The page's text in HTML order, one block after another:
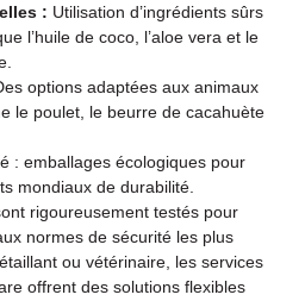
: Utilisation d’ingrédients sûrs
l’huile de coco, l’aloe vera et le
options adaptées aux animaux
le poulet, le beurre de cacahuète
: emballages écologiques pour
mondiaux de durabilité.
rigoureusement testés pour
normes de sécurité les plus
ou vétérinaire, les services
offrent des solutions flexibles